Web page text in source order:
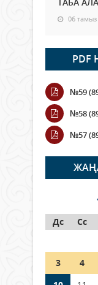
06 тамыз
Open
мыңнан
06 тамыз
Wi-Fi
ӨТЕДІ?
06 тамыз
05 тамыз
Шетелде
№59
№58
№57
Дс
Сс
3
4